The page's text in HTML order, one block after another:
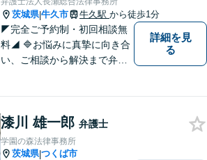
ぜひご相談ください。
茨城県|牛久市 牛久駅 から徒歩1分
◤完全ご予約制・初回相談無
料◢ 🔷お悩みに真摯に向き合
い、ご相談から解決まで弁護
せるために安心の第一歩を踏
み出しましょう。お気軽にお
問い合わせください。
詳細を見
る
漆川 雄一郎 弁護士
学園の森法律事務所
茨城県|つくば市